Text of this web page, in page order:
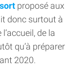
proposé aux
donc surtout à
de la
qu’à préparer
2020.